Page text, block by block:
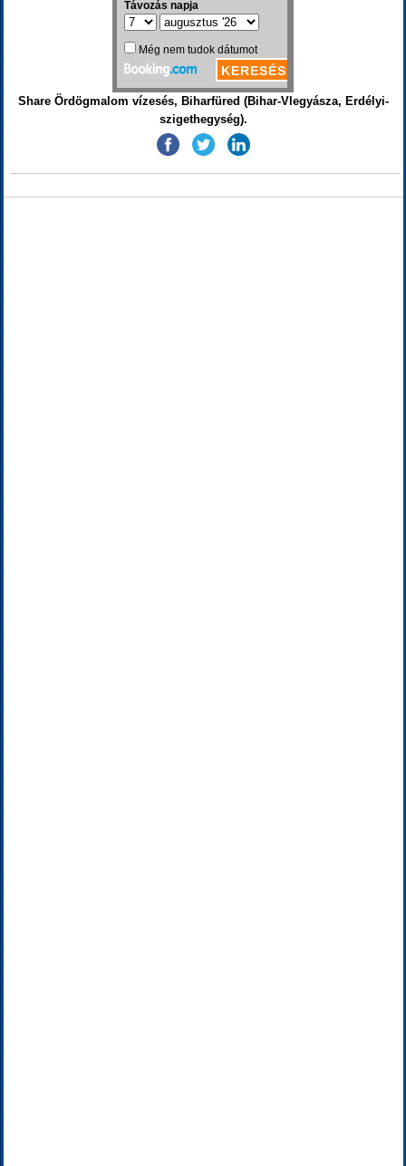
Share Ördögmalom vízesés, Biharfüred (Bihar-Vlegyásza, Erdélyi-
szigethegység).